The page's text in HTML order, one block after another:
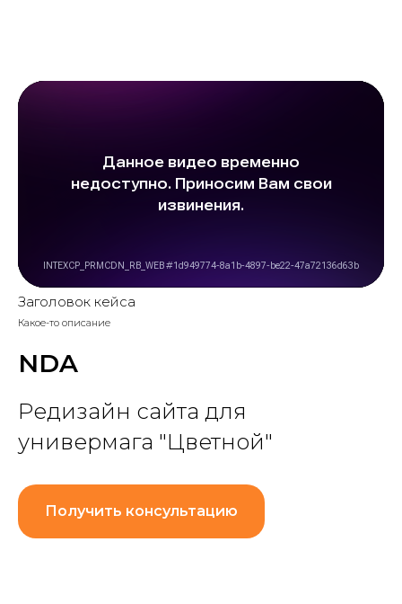
Заголовок кейса
Какое-то описание
NDA
Редизайн сайта для
универмага "Цветной"
Получить консультацию